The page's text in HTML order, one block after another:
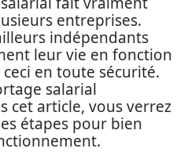
entreprises.
indépendants
leur vie en fonction
en toute sécurité.
salarial
cet article, vous verrez
étapes pour bien